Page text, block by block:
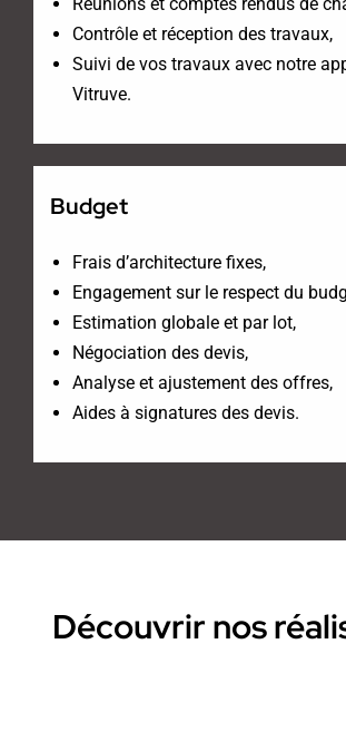
Réunions et comptes rendus de
Contrôle et réception des travaux,
Suivi de vos travaux avec notre
Vitruve.
Budget
Frais d’architecture fixes,
Engagement sur le respect du
Estimation globale et par lot,
Négociation des devis,
Analyse et ajustement des offres,
Aides à signatures des devis.
Découvrir nos